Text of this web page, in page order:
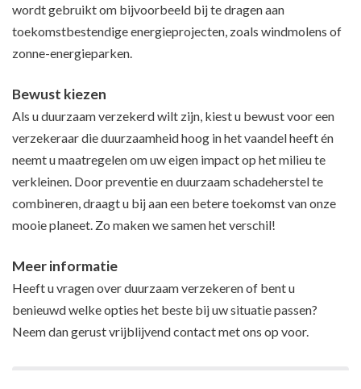
wordt gebruikt om bijvoorbeeld bij te dragen aan
toekomstbestendige energieprojecten, zoals windmolens of
zonne-energieparken.
Bewust kiezen
Als u duurzaam verzekerd wilt zijn, kiest u bewust voor een
verzekeraar die duurzaamheid hoog in het vaandel heeft én
neemt u maatregelen om uw eigen impact op het milieu te
verkleinen. Door preventie en duurzaam schadeherstel te
combineren, draagt u bij aan een betere toekomst van onze
mooie planeet. Zo maken we samen het verschil!
Meer informatie
Heeft u vragen over duurzaam verzekeren of bent u
benieuwd welke opties het beste bij uw situatie passen?
Neem dan gerust vrijblijvend contact met ons op voor.